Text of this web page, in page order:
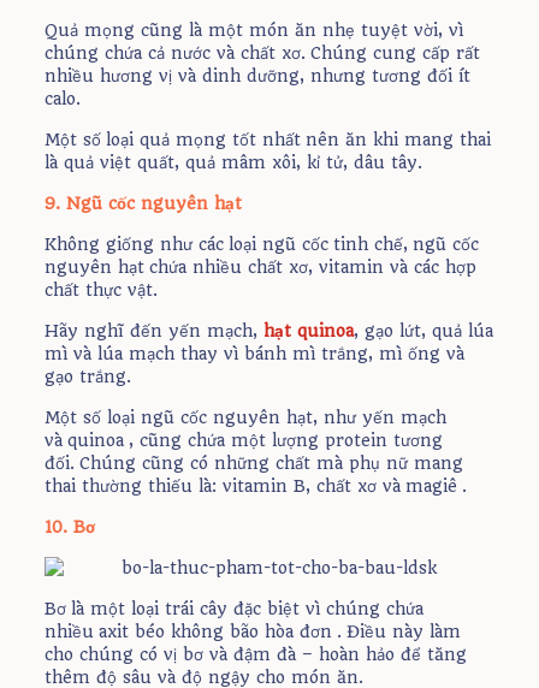
Quả mọng cũng là một món ăn nhẹ tuyệt vời, vì
chúng chứa cả nước và chất xơ. Chúng cung cấp rất
nhiều hương vị và dinh dưỡng, nhưng tương đối ít
calo.
Một số loại quả mọng tốt nhất nên ăn khi mang thai
là quả việt quất, quả mâm xôi, kỉ tử, dâu tây.
9. Ngũ cốc nguyên hạt
Không giống như các loại ngũ cốc tinh chế, ngũ cốc
nguyên hạt chứa nhiều chất xơ, vitamin và các hợp
chất thực vật.
Hãy nghĩ đến yến mạch, hạt quinoa, gạo lứt, quả lúa
mì và lúa mạch thay vì bánh mì trắng, mì ống và
gạo trắng.
Một số loại ngũ cốc nguyên hạt, như yến mạch
và quinoa , cũng chứa một lượng protein tương
đối. Chúng cũng có những chất mà phụ nữ mang
thai thường thiếu là: vitamin B, chất xơ và magiê .
10. Bơ
Bơ là một loại trái cây đặc biệt vì chúng chứa
nhiều axit béo không bão hòa đơn . Điều này làm
cho chúng có vị bơ và đậm đà – hoàn hảo để tăng
thêm độ sâu và độ ngậy cho món ăn.